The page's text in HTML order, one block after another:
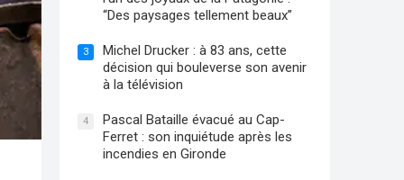
“Des paysages tellement beaux”
3
Michel Drucker : à 83 ans, cette
décision qui bouleverse son avenir
à la télévision
4
Pascal Bataille évacué au Cap-
Ferret : son inquiétude après les
incendies en Gironde